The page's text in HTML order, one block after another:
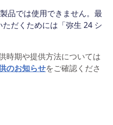
品では使用できません。最
だくためには「弥生 24 シ
時期や提供方法については
のお知らせをご確認くださ